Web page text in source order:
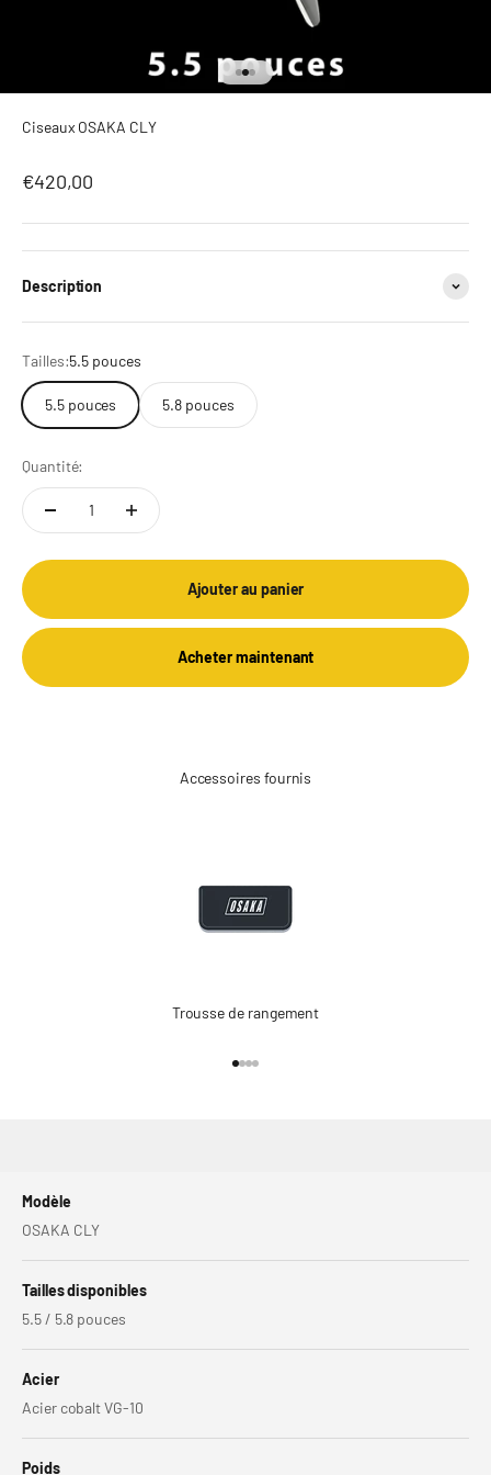
Aller à l'élément 1
Aller à l'élément 2
Aller à l'élément 3
Ciseaux OSAKA CLY
Prix de vente
€420,00
Description
Tailles:5.5 pouces
5.5 pouces 5.8 pouces
Quantité:
Ajouter au panier
Acheter maintenant
Accessoires fournis
Trousse de rangement
Modèle
OSAKA CLY
Tailles disponibles
5.5 / 5.8 pouces
Acier
Acier cobalt VG-10
Poids